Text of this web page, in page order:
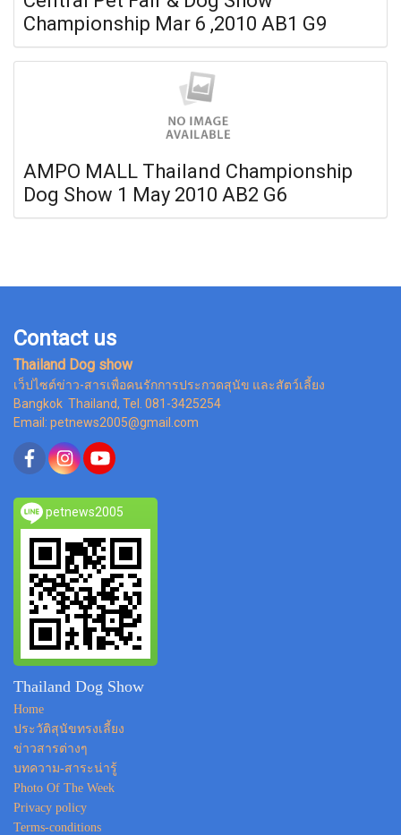
Championship Mar 6 ,2010 AB1 G9
AMPO MALL Thailand Championship
Dog Show 1 May 2010 AB2 G6
Contact us
Thailand Dog show
เว็ปไซต์ข่าว-สารเพื่อคนรักการประกวดสุนัข และสัตว์เลี้ยง
Bangkok Thailand, Tel. 081-3425254
Email: petnews2005@gmail.com
petnews2005
Thailand Dog Show
Home
ประวัติสุนัขทรงเลี้ยง
ข่าวสารต่างๆ
บทความ-สาระน่ารู้
Photo Of The Week
Privacy policy
Terms-conditions